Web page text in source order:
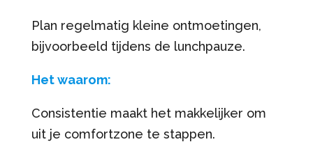
Plan regelmatig kleine ontmoetingen,
bijvoorbeeld tijdens de lunchpauze.
Het waarom:
Consistentie maakt het makkelijker om
uit je comfortzone te stappen.